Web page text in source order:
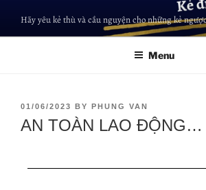
Hãy yêu kẻ thù và cầu nguyện cho những kẻ
Menu
01/06/2023 BY PHUNG VAN
AN TOÀN LAO ĐỘNG…